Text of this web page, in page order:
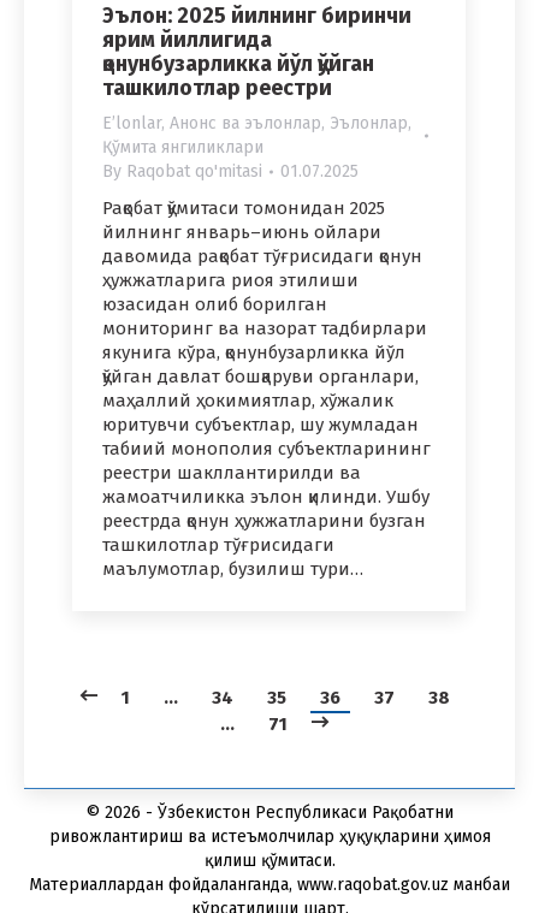
Эълон: 2025 йилнинг биринчи
ярим йиллигида
қонунбузарликка йўл қўйган
ташкилотлар реестри
Eʼlonlar, Анонс ва эълонлар, Эълонлар,
Қўмита янгиликлари
By Raqobat qo'mitasi 01.07.2025
Рақобат қўмитаси томонидан 2025
йилнинг январь–июнь ойлари
давомида рақобат тўғрисидаги қонун
ҳужжатларига риоя этилиши
юзасидан олиб борилган
мониторинг ва назорат тадбирлари
якунига кўра, қонунбузарликка йўл
қўйган давлат бошқаруви органлари,
маҳаллий ҳокимиятлар, хўжалик
юритувчи субъектлар, шу жумладан
табиий монополия субъектларининг
реестри шакллантирилди ва
жамоатчиликка эълон қилинди. Ушбу
реестрда қонун ҳужжатларини бузган
ташкилотлар тўғрисидаги
маълумотлар, бузилиш тури…
1 … 34 35 36 37
38
…
71
© 2026 - Ўзбекистон Республикаси Рақобатни
ривожлантириш ва истеъмолчилар ҳуқуқларини ҳимоя
қилиш қўмитаси.
Материаллардан фойдаланганда, www.raqobat.gov.uz манбаи
кўрсатилиши шарт.